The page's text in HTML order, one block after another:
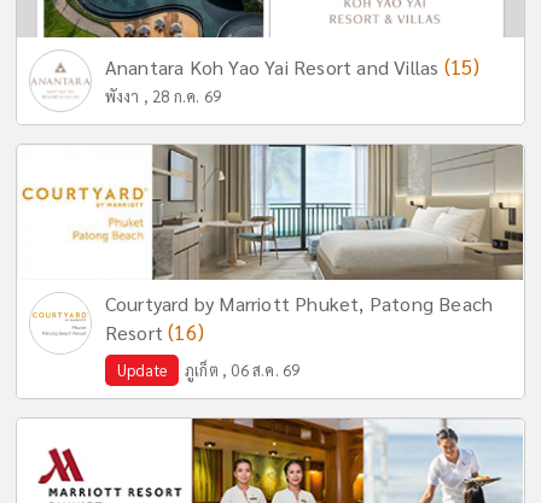
Anantara Koh Yao Yai Resort and Villas (15)
พังงา , 28 ก.ค. 69
Courtyard by Marriott Phuket, Patong Beach
Resort(16)
Update ภูเก็ต , 06 ส.ค. 69